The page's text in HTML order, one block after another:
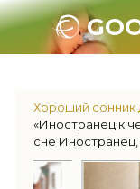
Хороший сонник
«Иностранец к
сне Иностранец,